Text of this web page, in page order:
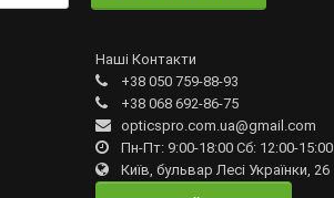
Наші Контакти
+38 050 759-88-93
+38 068 692-86-75
opticspro.com.ua@gmail.com
Пн-Пт: 9:00-18:00 Сб: 12:00-15:00
Київ, бульвар Лесі Українки, 26